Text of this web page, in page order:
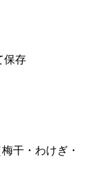
保存
干・わけぎ・